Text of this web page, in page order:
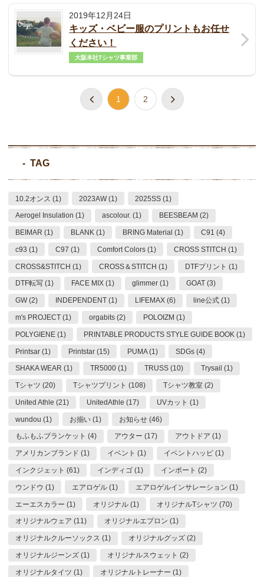
2019年12月24日
キッズ・ベビー服のプリントもお任せ
ください！
大阪本社Tシャツ事業部
1 2
TAG
10.2オンス (1) 2023AW (1) 2025SS (1)
Aerogel Insulation (1) ascolour. (1) BEESBEAM (2)
BEIMAR (1) BLANK (1) BRING Material (1) C91 (4)
c93 (1) C97 (1) Comfort Colors (1) CROSS STITCH (1)
CROSS&STITCH (1) CROSS＆STITCH (1) DTFプリント (1)
DTF転写 (1) FACE MIX (1) glimmer (1) GOAT (3)
GW (2) INDEPENDENT (1) LIFEMAX (6) line公式 (1)
m's PROJECT (1) orgabits (2) POLOIZM (1)
POLYGIENE (1) PRINTABLE PRODUCTS STYLE GUIDE BOOK (1)
Printsar (1) Printstar (15) PUMA (1) SDGs (4)
SHAKA WEAR (1) TR5000 (1) TRUSS (10) Trysail (1)
Tシャツ (20) Tシャツプリント (108) Tシャツ教室 (2)
United Athle (21) UnitedAthle (17) UVカット (1)
wundou (1) お揃い (1) お知らせ (46)
もふもふブランケット (4) アウター (17) アウトドア (1)
アメリカンブランド (1) イベント (1) イベントハッピ (1)
インクジェット (61) インディゴ (1) インポート (2)
ウンドウ (1) エアロゲル (1) エアロゲルインサレーション (1)
エーエスカラー (1) オリジナル (1) オリジナルTシャツ (70)
オリジナルウェア (11) オリジナルエプロン (1)
オリジナルクルーソックス (1) オリジナルグッズ (2)
オリジナルジーンズ (1) オリジナルスウェット (2)
オリジナルタイツ (1) オリジナルトレーナー (1)